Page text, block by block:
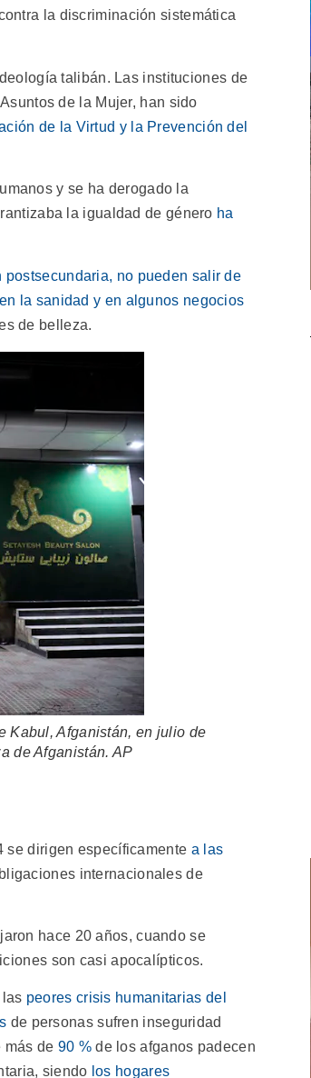
la discriminación sistemática
talibán. Las instituciones de
de la Mujer, han sido
de la Virtud y la Prevención del
y se ha derogado la
la igualdad de género ha
no pueden salir de
la sanidad y en algunos negocios
de belleza.
Kabul, Afganistán, en julio de
de Afganistán. AP
se dirigen específicamente a las
internacionales de
hace 20 años, cuando se
son casi apocalípticos.
peores crisis humanitarias del
de personas sufren inseguridad
más de 90 %de los afganos padecen
siendo los hogares